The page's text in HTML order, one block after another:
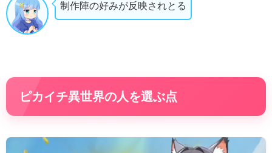
制作陣の好みが反映されとる
ピカイチ異世界の人を選ぶ点